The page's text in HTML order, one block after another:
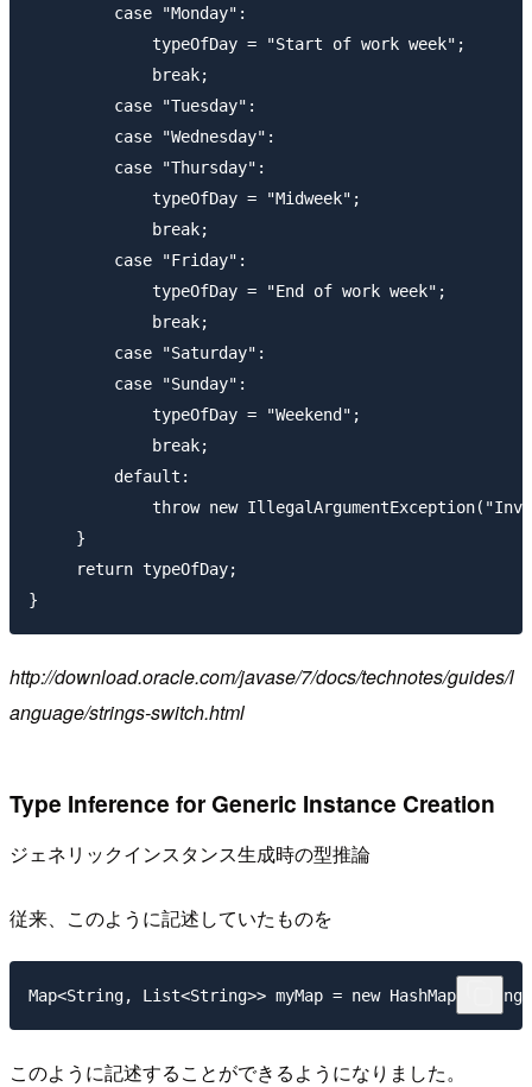
         case "Monday":
             typeOfDay = "Start of work week";
             break;
         case "Tuesday":
         case "Wednesday":
         case "Thursday":
             typeOfDay = "Midweek";
             break;
         case "Friday":
             typeOfDay = "End of work week";
             break;
         case "Saturday":
         case "Sunday":
             typeOfDay = "Weekend";
             break;
         default:
throw new
     }
     return typeOfDay;
http://download.oracle.com/javase/7/docs/technotes/guides/l
anguage/strings-switch.html
Type Inference for Generic Instance Creation
ジェネリックインスタンス生成時の型推論
従来、このように記述していたものを
このように記述することができるようになりました。